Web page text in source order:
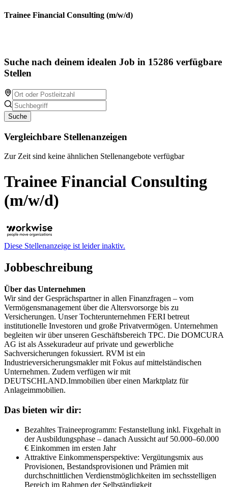
Trainee Financial Consulting (m/w/d)
Suche nach deinem idealen Job in 15286 verfügbare
Stellen
Suche
Vergleichbare Stellenanzeigen
Zur Zeit sind keine ähnlichen Stellenangebote verfügbar
Trainee Financial Consulting
(m/w/d)
Diese Stellenanzeige ist leider inaktiv.
Jobbeschreibung
Über das Unternehmen
Wir sind der Gesprächspartner in allen Finanzfragen – vom
Vermögensmanagement über die Altersvorsorge bis zu
Versicherungen. Unser Tochterunternehmen FERI betreut
institutionelle Investoren und große Privatvermögen. Unternehmen
begleiten wir über unseren Geschäftsbereich TPC. Die DOMCURA
AG ist als Assekuradeur auf private und gewerbliche
Sachversicherungen fokussiert. RVM ist ein
Industrieversicherungsmakler mit Fokus auf mittelständischen
Unternehmen. Zudem verfügen wir mit
DEUTSCHLAND.Immobilien über einen Marktplatz für
Anlageimmobilien.
Das bieten wir dir:
Bezahltes Traineeprogramm: Festanstellung inkl. Fixgehalt in
der Ausbildungsphase – danach Aussicht auf 50.000–60.000
€ Einkommen im ersten Jahr
Attraktive Einkommensperspektive: Vergütungsmix aus
Provisionen, Bestandsprovisionen und Prämien mit
durchschnittlichen Verdienstmöglichkeiten im sechsstelligen
Bereich im Rahmen der Selbständigkeit